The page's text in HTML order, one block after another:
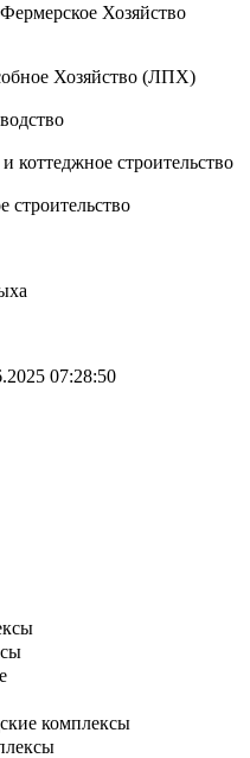
Хозяйство
Хозяйство (ЛПХ)
коттеджное строительство
строительство
07:28:50
комплексы